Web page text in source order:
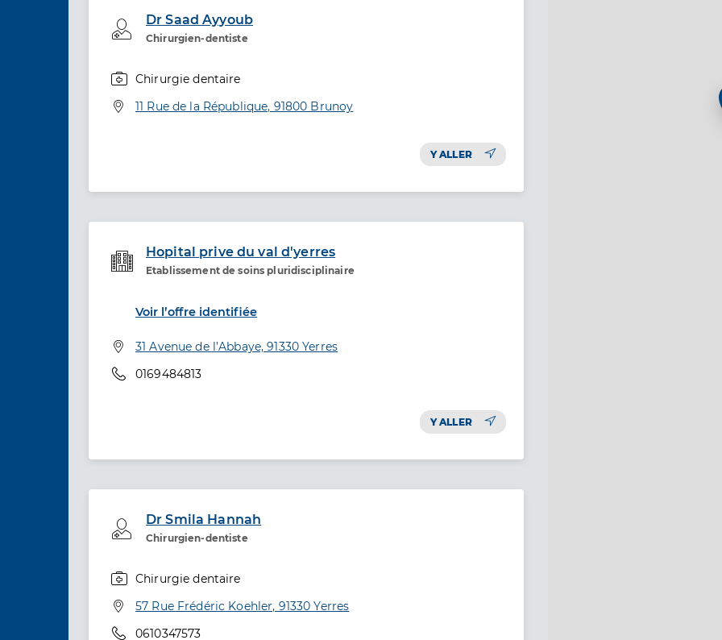
Dr Saad Ayyoub
Chirurgien-dentiste
Professionel de santé
Chirurgie dentaire
Adresse
11 Rue de la République, 91800 Brunoy
Y ALLER
Hopital prive du val d'yerres
Etablissement de soins pluridisciplinaire
Etablissement de soins
Voir l’offre identifiée
Adresse
31 Avenue de l’Abbaye, 91330 Yerres
Téléphone
0169484813
Y ALLER
Dr Smila Hannah
Chirurgien-dentiste
Professionel de santé
Chirurgie dentaire
Adresse
57 Rue Frédéric Koehler, 91330 Yerres
Téléphone
0610347573